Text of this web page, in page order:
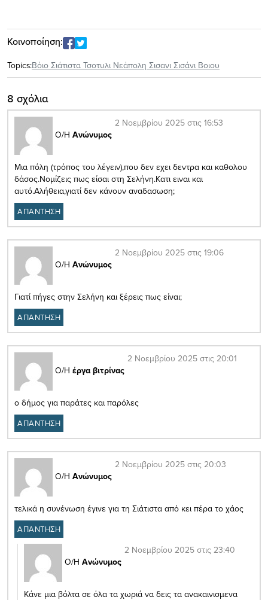
Κοινοποίηση:
Topics:Βόιο Σιάτιστα Τσοτυλι Νεάπολη Σισανι Σισάνι Βοιου
8 σχόλια
Ο/Η Ανώνυμος
2 Νοεμβρίου 2025 στις 16:53
Μια πόλη (τρόπος του λέγειν),που δεν εχει δεντρα και καθολου
δάσος.Νομίζεις πως είσαι στη Σελήνη.Κατι ειναι και
αυτό.Αλήθεια,γιατί δεν κάνουν αναδασωση;
ΑΠΑΝΤΗΣΗ
Ο/Η Ανώνυμος
2 Νοεμβρίου 2025 στις 19:06
Γιατί πήγες στην Σελήνη και ξέρεις πως είναι;
ΑΠΑΝΤΗΣΗ
Ο/Η έργα βιτρίνας
2 Νοεμβρίου 2025 στις 20:01
ο δήμος για παράτες και παρόλες
ΑΠΑΝΤΗΣΗ
Ο/Η Ανώνυμος
2 Νοεμβρίου 2025 στις 20:03
τελικά η συνένωση έγινε για τη Σιάτιστα από κει πέρα το χάος
ΑΠΑΝΤΗΣΗ
Ο/Η Ανώνυμος
2 Νοεμβρίου 2025 στις 23:40
Κάνε μια βόλτα σε όλα τα χωριά να δεις τα ανακαινισμενα